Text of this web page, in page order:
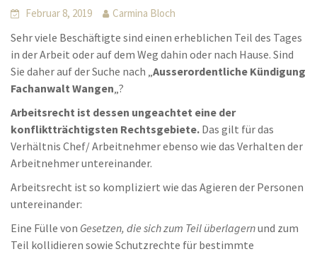
Februar 8, 2019 Carmina Bloch
Sehr viele Beschäftigte sind einen erheblichen Teil des Tages
in der Arbeit oder auf dem Weg dahin oder nach Hause. Sind
Sie daher auf der Suche nach „Ausserordentliche Kündigung
Fachanwalt Wangen„?
Arbeitsrecht ist dessen ungeachtet eine der
konfliktträchtigsten Rechtsgebiete. Das gilt für das
Verhältnis Chef/ Arbeitnehmer ebenso wie das Verhalten der
Arbeitnehmer untereinander.
Arbeitsrecht ist so kompliziert wie das Agieren der Personen
untereinander:
Eine Fülle von Gesetzen, die sich zum Teil überlagernund zum
Teil kollidieren sowie Schutzrechte für bestimmte